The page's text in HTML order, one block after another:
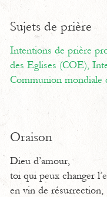
Sujets de prière
Intentions de prière
des Eglises (COE),
Communion mondiale
Oraison
Dieu d’amour,
toi qui peux changer
en vin de résurrection,